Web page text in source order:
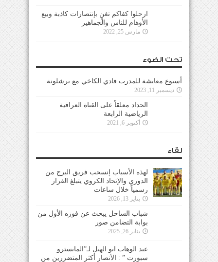
ارحلوا كفاكم تغنٍ بإنتصارات كاذبة وبيع
الأوهام للناس والجماهير
مارس 25, 2022
تحت الضوء
أسبوع معايشة للمدرب فادي الكاخي مع برشلونة
ديسمبر 11, 2023
الحداد معلقاً على القناة العراقية
الرياضية الرابعة
أكتوبر 6, 2021
لقاء
لهذه الأسباب إنسحب فريق البرج من
الدوري والإتحاد الكروي يتبلغ القرار
رسمياً خلال ساعات
يناير 13, 2026
شباب الساحل يبحث عن فوزه الأول من
بوابة التضامن صور
يناير 26, 2025
عبد الوهاب ابو الهيل لـ”المايسترو
سبورت ” : الأنصار أكثر المتضررين من